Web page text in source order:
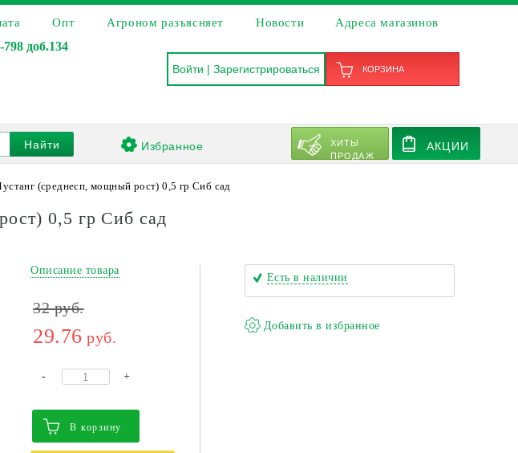
Опт Агроном разъясняет Новости Адреса магазинов
798 доб.134
Войти | Зарегистрироваться КОРЗИНА
Найти Избранное
ХИТЫ
ПРОДАЖ
АКЦИИ
(среднесп, мощный рост) 0,5 гр Сиб сад
0,5 гр Сиб сад
Описание товара
32руб.
29.76 руб.
- +
В корзину
Есть в наличии